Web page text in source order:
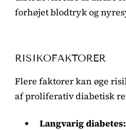
forhøjet blodtryk og
RISIKOFAKTORER
Flere faktorer kan øge
af proliferativ diabetisk
Langvarig diabetes: